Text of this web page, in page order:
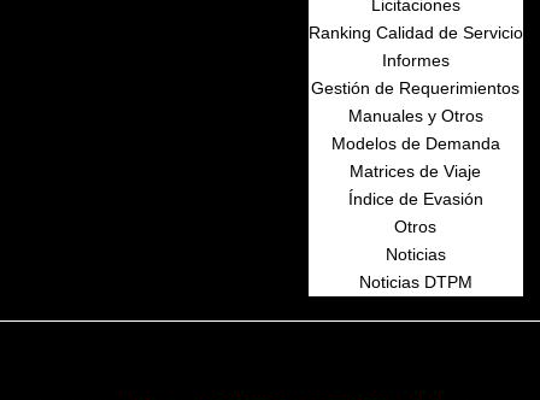
Licitaciones
Ranking Calidad de Servicio
Informes
Gestión de Requerimientos
Manuales y Otros
Modelos de Demanda
Matrices de Viaje
Índice de Evasión
Otros
Noticias
Noticias DTPM